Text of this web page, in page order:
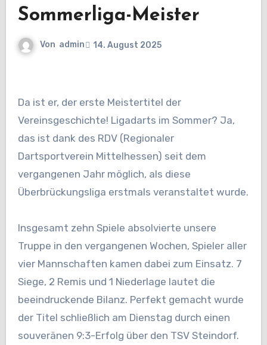
Sommerliga-Meister
Von admin 14. August 2025
Da ist er, der erste Meistertitel der
Vereinsgeschichte! Ligadarts im Sommer? Ja,
das ist dank des RDV (Regionaler
Dartsportverein Mittelhessen) seit dem
vergangenen Jahr möglich, als diese
Überbrückungsliga erstmals veranstaltet wurde.
Insgesamt zehn Spiele absolvierte unsere
Truppe in den vergangenen Wochen, Spieler aller
vier Mannschaften kamen dabei zum Einsatz. 7
Siege, 2 Remis und 1 Niederlage lautet die
beeindruckende Bilanz. Perfekt gemacht wurde
der Titel schließlich am Dienstag durch einen
souveränen 9:3-Erfolg über den TSV Steindorf.